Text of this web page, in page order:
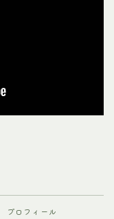
プロフィール